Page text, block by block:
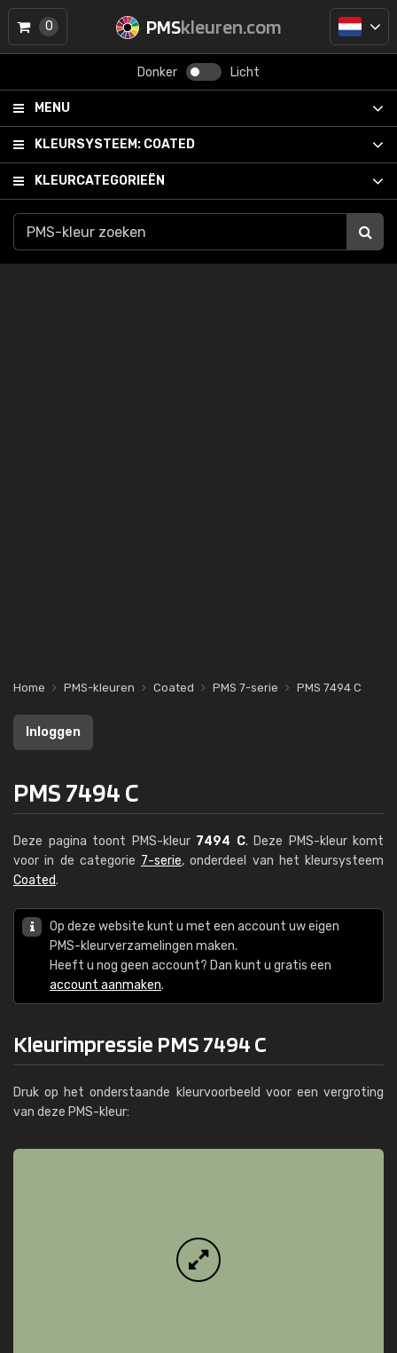
PMSkleuren.com
Donker Licht
MENU
KLEURSYSTEEM: COATED
KLEURCATEGORIEËN
0
Home PMS-kleuren Coated PMS 7-serie PMS 7494 C
Inloggen
PMS 7494 C
Deze pagina toont PMS-kleur 7494 C. Deze PMS-kleur komt
voor in de categorie 7-serie, onderdeel van het kleursysteem
Coated.
Op deze website kunt u met een account uw eigen
PMS-kleurverzamelingen maken.
Heeft u nog geen account? Dan kunt u gratis een
account aanmaken.
Kleurimpressie PMS 7494 C
Druk op het onderstaande kleurvoorbeeld voor een vergroting
van deze PMS-kleur: